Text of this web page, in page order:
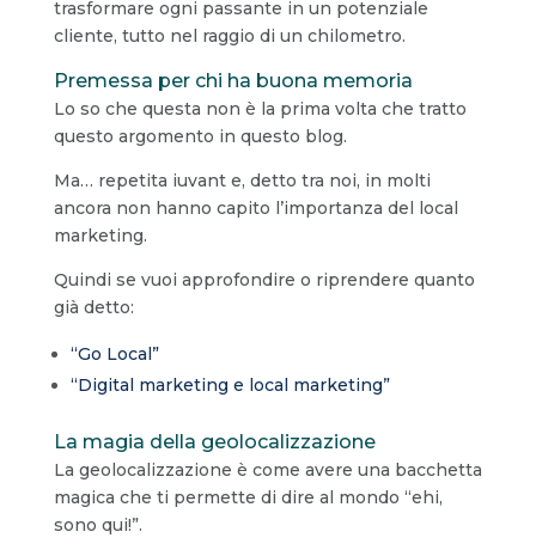
trasformare ogni passante in un potenziale
cliente, tutto nel raggio di un chilometro.
Premessa per chi ha buona memoria
Lo so che questa non è la prima volta che tratto
questo argomento in questo blog.
Ma… repetita iuvant e, detto tra noi, in molti
ancora non hanno capito l’importanza del local
marketing.
Quindi se vuoi approfondire o riprendere quanto
già detto:
“Go Local”
“Digital marketing e local marketing”
La magia della geolocalizzazione
La geolocalizzazione è come avere una bacchetta
magica che ti permette di dire al mondo “ehi,
sono qui!”.